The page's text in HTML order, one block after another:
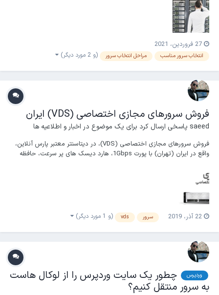
وظیفه‌ای که قرار است به سرور و استوریج اختصاص...
27 فروردین، 2021
انتخاب سرور مناسب مراحل انتخاب سرور (و 2 مورد دیگر)
فروش سرورهای مجازی اختصاصی (VDS) ایران
saeed پاسخی ارسال کرد برای یک موضوع در اخبار و اطلاعیه ها
فروش سرورهای مجازی اختصاصی (VDS)، در دیتاسنتر معتبر پارس آنلاین،
واقع در ایران (تهران) با پورت 1Gbps، هارد دیسک های پر سرعت، حافظه
اختصاصی هم اکنون فعال شد. نمایندگان سرور مجازی نیز میتوانند از این
نود برای ایجاد سرور مجازی استفاده نما...
22 آذر، 2019 سرور vds (و 1 مورد دیگر)
وردپرس
چطور یک سایت وردپرس را از لوکال هاست
به سرور منتقل کنیم؟